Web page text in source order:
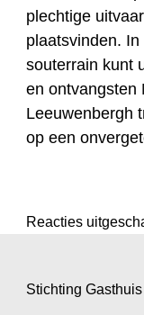
plechtige
plaatsvinden.
souterrain kunt
en ontvangsten
Leeuwenbergh
op een
Reacties
Stichting